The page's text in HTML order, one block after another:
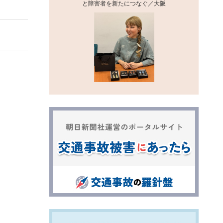
と障害者を新たにつなぐ／大阪